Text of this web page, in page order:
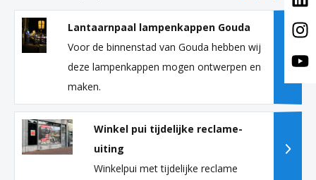
Lantaarnpaal lampenkappen Gouda
Voor de binnenstad van Gouda hebben wij
deze lampenkappen mogen ontwerpen en
maken.
Winkel pui tijdelijke reclame-
uiting
Winkelpui met tijdelijke reclame